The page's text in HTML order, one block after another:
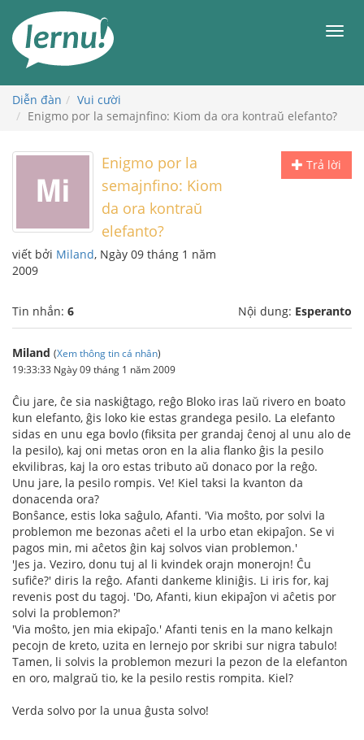
đến
phần
dung
Diễn đàn
Vui cười
Enigmo por la semajnfino: Kiom da ora kontraŭ elefanto?
Trả lời
Enigmo por la
semajnfino: Kiom
da ora kontraŭ
elefanto?
viết bởi Miland, Ngày 09 tháng 1 năm
2009
Tin nhắn: 6 Nội dung: Esperanto
Miland (Xem thông tin cá nhân)
19:33:33 Ngày 09 tháng 1 năm 2009
Ĉiu jare, ĉe sia naskiĝtago, reĝo Bloko iras laŭ rivero en boato
kun elefanto, ĝis loko kie estas grandega pesilo. La elefanto
sidas en unu ega bovlo (fiksita per grandaj ĉenoj al unu alo de
la pesilo), kaj oni metas oron en la alia flanko ĝis la pesilo
ekvilibras, kaj la oro estas tributo aŭ donaco por la reĝo.
Unu jare, la pesilo rompis. Ve! Kiel taksi la kvanton da
donacenda ora?
Bonŝance, estis loka saĝulo, Afanti. 'Via moŝto, por solvi la
problemon me bezonas aĉeti el la urbo etan ekipaĵon. Se vi
pagos min, mi aĉetos ĝin kaj solvos vian problemon.'
'Jes ja. Veziro, donu tuj al li kvindek orajn monerojn! Ĉu
sufiĉe?' diris la reĝo. Afanti dankeme kliniĝis. Li iris for, kaj
revenis post du tagoj. 'Do, Afanti, kiun ekipaĵon vi aĉetis por
solvi la problemon?'
'Via moŝto, jen mia ekipaĵo.' Afanti tenis en la mano kelkajn
pecojn de kreto, uzita en lernejo por skribi sur nigra tabulo!
Tamen, li solvis la problemon mezuri la pezon de la elefanton
en oro, malgraŭ tio, ke la pesilo restis rompita. Kiel?
Verda solvo por la unua ĝusta solvo!